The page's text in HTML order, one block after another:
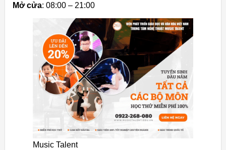
Mở cửa: 08:00 – 21:00
Music Talent